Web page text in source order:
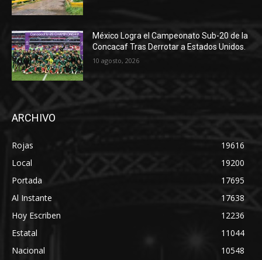
México Logra el Campeonato Sub-20 de la
Concacaf Tras Derrotar a Estados Unidos.
10 agosto, 2026
ARCHIVO
Rojas
19616
Local
19200
Portada
17695
Al Instante
17638
Hoy Escriben
12236
Estatal
11044
Nacional
10548